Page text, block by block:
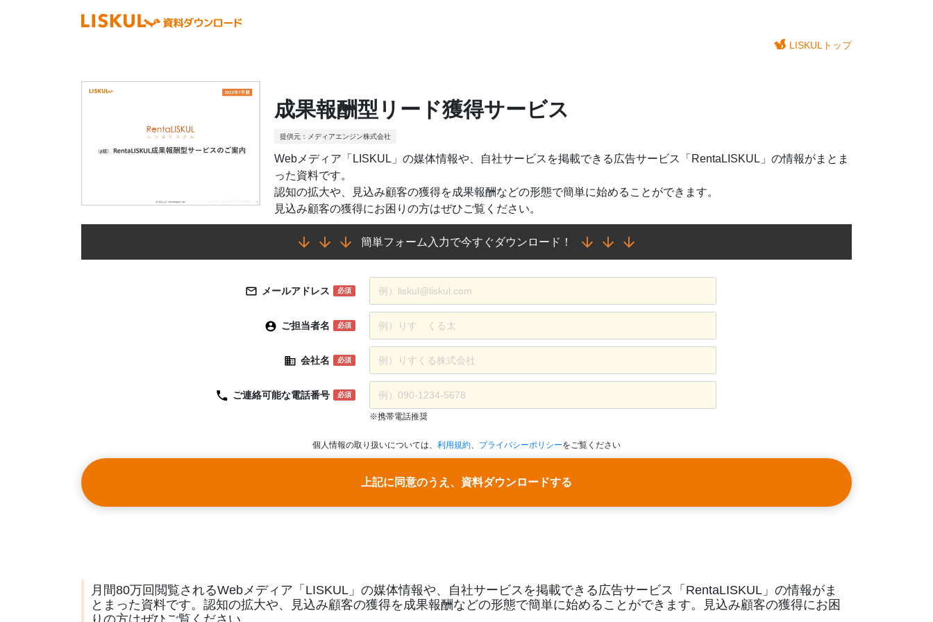
LISKULトップ
成果報酬型リード獲得サービス
提供元：メディアエンジン株式会社
Webメディア「LISKUL」の媒体情報や、自社サービスを掲載できる広告サービス「RentaLISKUL」の情報がまとま
った資料です。
認知の拡大や、見込み顧客の獲得を成果報酬などの形態で簡単に始めることができます。
見込み顧客の獲得にお困りの方はぜひご覧ください。
簡単フォーム入力で今すぐダウンロード！
メールアドレス 必須
ご担当者名 必須
会社名 必須
ご連絡可能な電話番号 必須
※携帯電話推奨
個人情報の取り扱いについては、 利用規約、 プライバシーポリシーをご覧ください
上記に同意のうえ、資料ダウンロードする
月間80万回閲覧されるWebメディア「LISKUL」の媒体情報や、自社サービスを掲載できる広告サービス「RentaLISKUL」の情報がま
とまった資料です。認知の拡大や、見込み顧客の獲得を成果報酬などの形態で簡単に始めることができます。見込み顧客の獲得にお困
りの方はぜひご覧ください。